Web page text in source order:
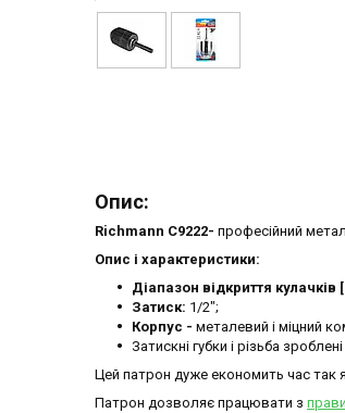
Опис:
Richmann C9222- професійний
Опис і характеристики:
Діапазон відкриття кулачків
Затиск: 1/2";
Корпус - металевий і міцний
Затискні губки і різьба
Цей патрон дуже економить час так
Патрон дозволяє працювати з